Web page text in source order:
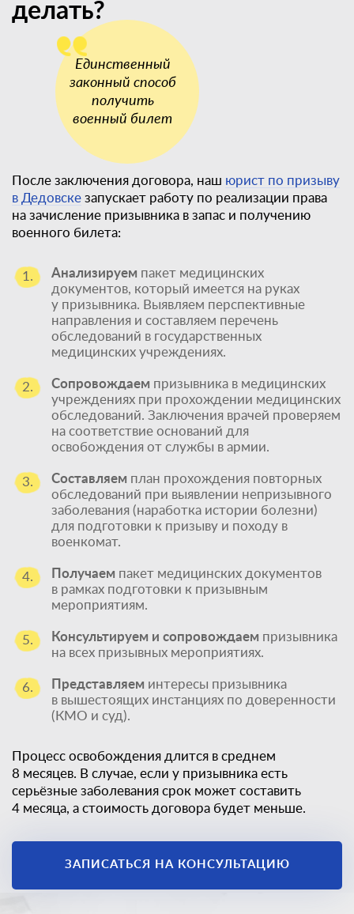
делать?
После заключения договора, наш юрист по призыву
в Дедовске запускает работу по реализации права
на зачисление призывника в запас и получению
военного билета:
1. Анализируем пакет медицинских
документов, который имеется на руках
у призывника. Выявляем перспективные
направления и составляем перечень
обследований в государственных
медицинских учреждениях.
2. Сопровождаем призывника в медицинских
учреждениях при прохождении медицинских
обследований. Заключения врачей проверяем
на соответствие оснований для
освобождения от службы в армии.
3. Составляем план прохождения повторных
обследований при выявлении непризывного
заболевания (наработка истории болезни)
для подготовки к призыву и походу в
военкомат.
4. Получаем пакет медицинских документов
в рамках подготовки к призывным
мероприятиям.
5. Консультируем и сопровождаем призывника
на всех призывных мероприятиях.
6. Представляем интересы призывника
в вышестоящих инстанциях по доверенности
(КМО и суд).
Процесс освобождения длится в среднем
8 месяцев. В случае, если у призывника есть
серьёзные заболевания срок может составить
4 месяца, а стоимость договора будет меньше.
ЗАПИСАТЬСЯ НА КОНСУЛЬТАЦИЮ